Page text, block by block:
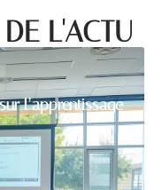
L'ACTU
l’apprentissage